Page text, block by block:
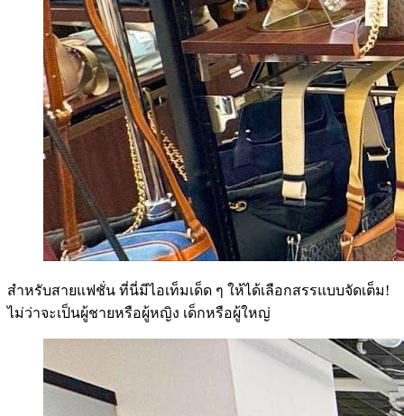
สำหรับสายแฟชั่น ที่นี่มีไอเท็มเด็ด ๆ ให้ได้เลือกสรรแบบจัดเต็ม!
ไม่ว่าจะเป็นผู้ชายหรือผู้หญิง เด็กหรือผู้ใหญ่